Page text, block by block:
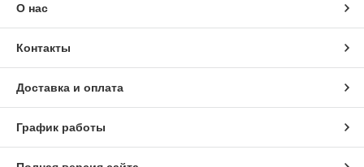
О нас
Контакты
Доставка и оплата
График работы